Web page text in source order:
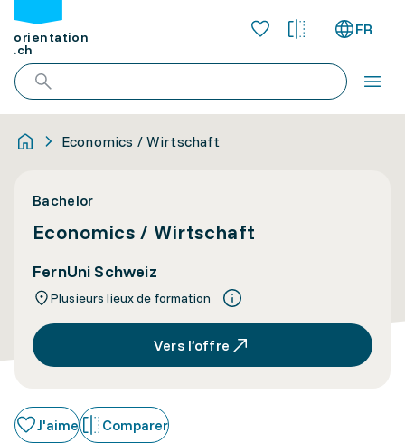
orientation
.ch
FR
Economics / Wirtschaft
Bachelor
Economics / Wirtschaft
FernUni Schweiz
Plusieurs lieux de formation
Vers l’offre
J'aime Comparer